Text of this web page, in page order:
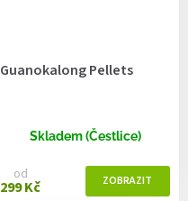
Guanokalong Pellets
Skladem (Čestlice)
od
299 Kč